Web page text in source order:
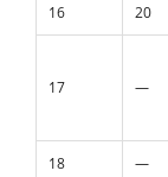
16 20
17 —
18 —